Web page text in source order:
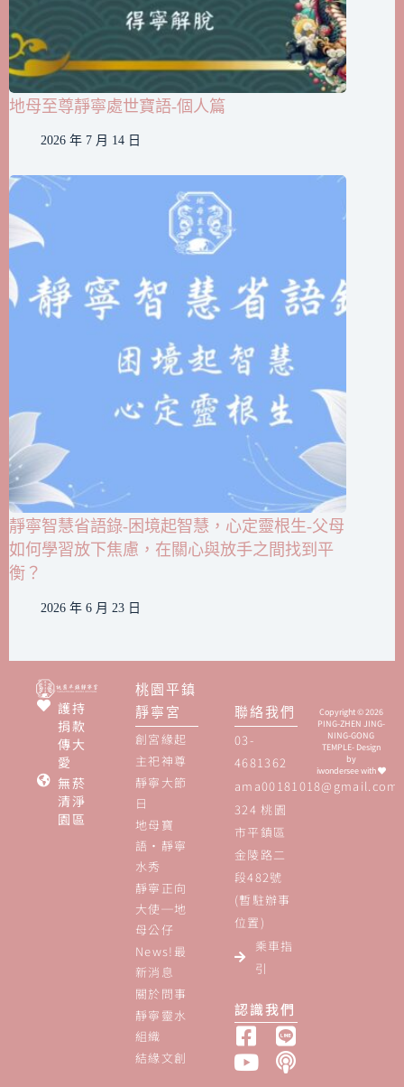
地母至尊靜寧處世寶語-個人篇
2026 年 7 月 14 日
靜寧智慧省語錄-困境起智慧，心定靈根生-父母
如何學習放下焦慮，在關心與放手之間找到平
衡？
2026 年 6 月 23 日
護持
捐款
傳大
愛
無菸
清淨
園區
桃園平鎮
靜寧宮
創宮緣起
主祀神尊
靜寧大節
日
地母寶
語‧靜寧
水秀
靜寧正向
大使─地
母公仔
News!最
新消息
關於問事
靜寧靈水
組織
結緣文創
聯絡我們
03-
4681362
ama00181018@gmail.com
324 桃園
市平鎮區
金陵路二
段482號
(暫駐辦事
位置)
乘車指
引
認識我們
Copyright © 2026
PING-ZHEN JING-
NING-GONG
TEMPLE- Design
by
iwonderseewith